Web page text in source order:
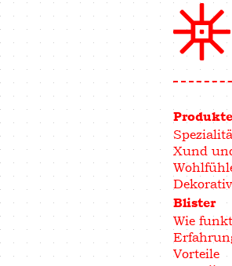
Produkte
Xund
Blister
Wie
Vorteile